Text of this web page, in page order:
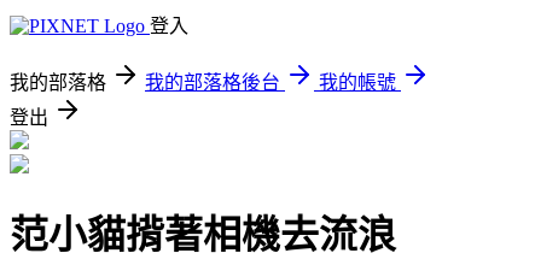
登入
我的部落格 我的部落格後台
我的帳號
登出
范小貓揹著相機去流浪